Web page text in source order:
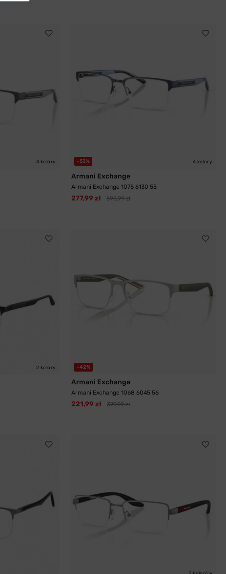
4 kolory -53% 4 kolory
Armani Exchange
Armani Exchange 1075 6130 55
277,99 zł 595,99 zł
2 kolory -42%
Armani Exchange
Armani Exchange 1068 6045 56
221,99 zł 379,99 zł